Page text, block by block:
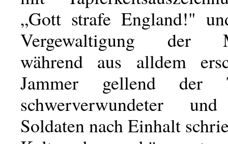
„Gott strafe England!"
Vergewaltigung der
während aus alldem
Jammer gellend der
schwerverwundeter
Soldaten nach Einhalt